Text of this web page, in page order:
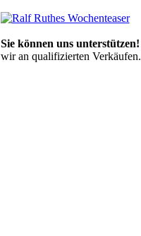
Sie können uns unterstützen!
wir an qualifizierten Verkäufen.